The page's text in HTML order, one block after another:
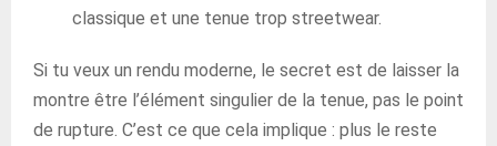
classique et une tenue trop streetwear.
Si tu veux un rendu moderne, le secret est de laisser la
montre être l’élément singulier de la tenue, pas le point
de rupture. C’est ce que cela implique : plus le reste